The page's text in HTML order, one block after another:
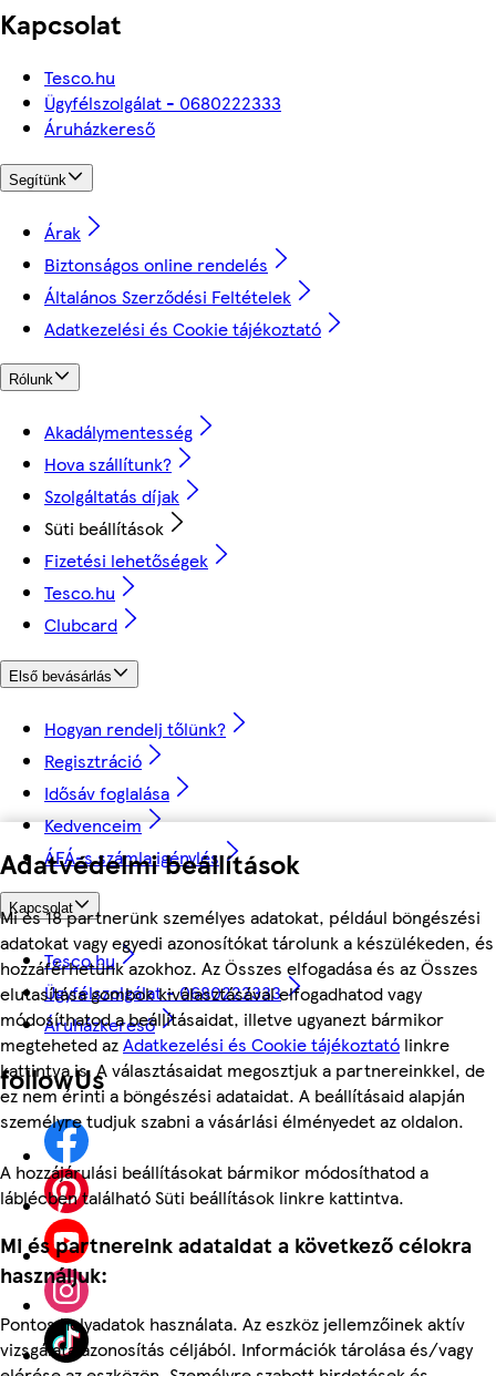
Adatvédelmi beállítások
Mi és 18 partnerünk személyes adatokat, például böngészési
adatokat vagy egyedi azonosítókat tárolunk a készülékeden, és
hozzáférhetünk azokhoz. Az Összes elfogadása és az Összes
elutasítása gombok kiválasztásával elfogadhatod vagy
módosíthatod a beállításaidat, illetve ugyanezt bármikor
megteheted azAdatkezelési és Cookie tájékoztató linkre
kattintva is. A választásaidat megosztjuk a partnereinkkel, de
ez nem érinti a böngészési adataidat. A beállításaid alapján
személyre tudjuk szabni a vásárlási élményedet az oldalon.
A hozzájárulási beállításokat bármikor módosíthatod a
láblécben található Süti beállítások linkre kattintva.
Mi és partnereink adataidat a következő célokra
használjuk:
Pontos helyadatok használata. Az eszköz jellemzőinek aktív
vizsgálata azonosítás céljából. Információk tárolása és/vagy
Kapcsolat
Tesco.hu
Ügyfélszolgálat - 0680222333
Áruházkereső
Segítünk
Árak
Biztonságos online rendelés
Általános Szerződési Feltételek
Adatkezelési és Cookie tájékoztató
Rólunk
Akadálymentesség
Hova szállítunk?
Szolgáltatás díjak
Süti beállítások
Fizetési lehetőségek
Tesco.hu
Clubcard
Első bevásárlás
Hogyan rendelj tőlünk?
Regisztráció
Idősáv foglalása
Kedvenceim
ÁFÁ-s számla igénylés
Kapcsolat
Tesco.hu
Ügyfélszolgálat - 0680222333
Áruházkereső
followUs